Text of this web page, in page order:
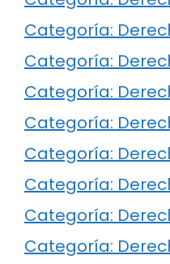
Categoría:
Categoría:
Categoría:
Categoría:
Categoría:
Categoría:
Categoría:
Categoría: